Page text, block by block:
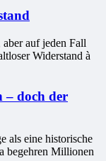
auf jeden Fall
Widerstand à
– doch der
als eine historische
begehren Millionen